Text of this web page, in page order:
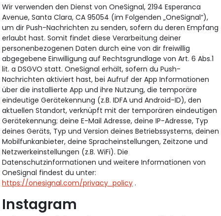
Wir verwenden den Dienst von OneSignal, 2194 Esperanca
Avenue, Santa Clara, CA 95054 (im Folgenden „OneSignal“),
um dir Push-Nachrichten zu senden, sofern du deren Empfang
erlaubt hast. Somit findet diese Verarbeitung deiner
personenbezogenen Daten durch eine von dir freiwillig
abgegebene Einwilligung auf Rechtsgrundlage von Art. 6 Abs.1
lit. a DSGVO statt. OneSignal erhält, sofern du Push-
Nachrichten aktiviert hast, bei Aufruf der App Informationen
über die installierte App und ihre Nutzung, die temporäre
eindeutige Gerätekennung (z.B. IDFA und Android-ID), den
aktuellen Standort, verknüpft mit der temporären eindeutigen
Gerätekennung; deine E-Mail Adresse, deine IP-Adresse, Typ
deines Geräts, Typ und Version deines Betriebssystems, deinen
Mobilfunkanbieter, deine Spracheinstellungen, Zeitzone und
Netzwerkeinstellungen (z.B. WiFi). Die
Datenschutzinformationen und weitere Informationen von
OneSignal findest du unter:
https://onesignal.com/privacy_policy .
Instagram